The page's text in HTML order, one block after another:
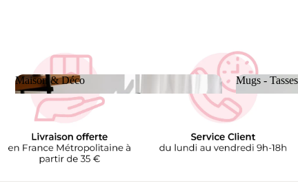
Maison & Déco
Maison & Déco
Mugs - Tasses